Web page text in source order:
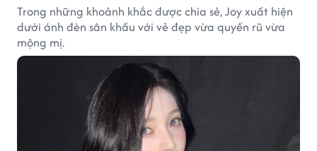
Trong những khoảnh khắc được chia sẻ, Joy xuất hiện
dưới ánh đèn sân khấu với vẻ đẹp vừa quyến rũ vừa
mộng mị.